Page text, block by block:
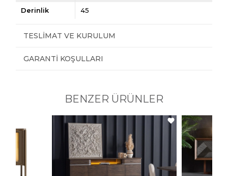
Derinlik 45
TESLIMAT VE KURULUM
GARANTI KOŞULLARI
BENZER ÜRÜNLER